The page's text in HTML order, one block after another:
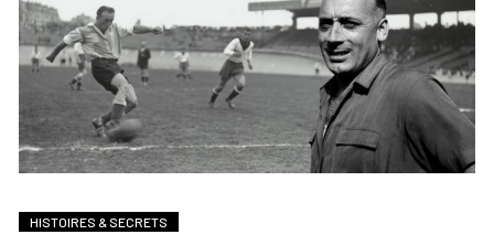
HISTOIRES & SECRETS